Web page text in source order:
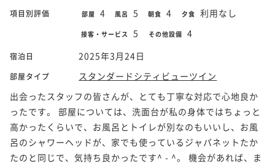
項目別評価 部屋 4 風呂 5 朝食 4 夕食 利用なし
接客・サービス 5 その他設備 4
宿泊日 2025年3月24日
部屋タイプ
スタンダードシティビューツイン
出会ったスタッフの皆さんが、とても丁寧な対応で心地良か
ったです。 部屋については、洗面台が私の身体ではちょっと
高かったくらいで、お風呂とトイレが別なのもいいし、お風
呂のシャワーヘッドが、家でも使っているジャパネットたか
たのと同じで、気持ち良かったです^ - ^。 機会があれば、ま